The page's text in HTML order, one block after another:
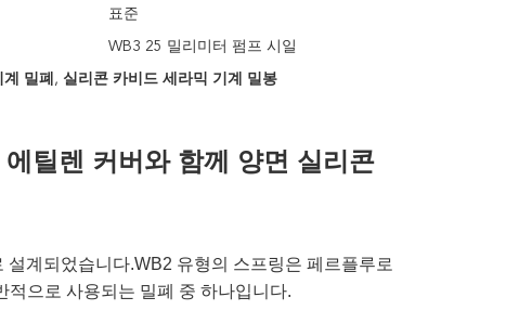
표준
WB3 25 밀리미터 펌프 시일
밀폐 , 실리콘 카비드 세라믹 기계 밀봉
틸렌 커버와 함께 양면 실리콘
계되었습니다.WB2 유형의 스프링은 페르플루로
으로 사용되는 밀폐 중 하나입니다.